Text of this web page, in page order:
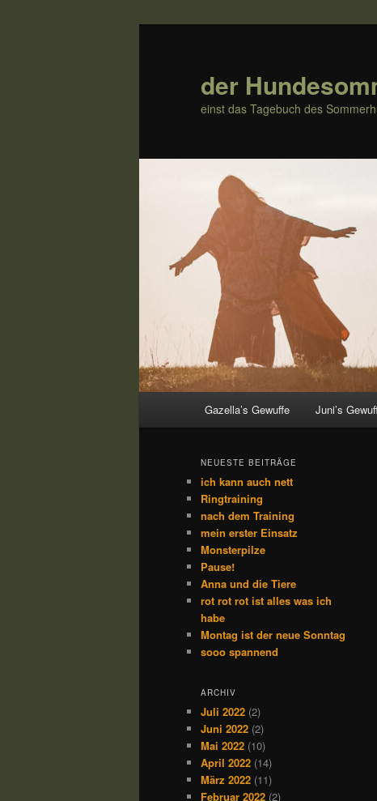
der
einst das Tagebuch des
Gazella’s Gewuffe Juni’s
NEUESTE BEITRÄGE
ich kann auch nett
Ringtraining
nach dem Training
mein erster Einsatz
Monsterpilze
Pause!
Anna und die Tiere
rot rot rot ist alles was ich
habe
Montag ist der neue Sonntag
sooo spannend
ARCHIV
Juli 2022 (2)
Juni 2022 (2)
Mai 2022 (10)
April 2022 (14)
März 2022 (11)
Februar 2022 (2)